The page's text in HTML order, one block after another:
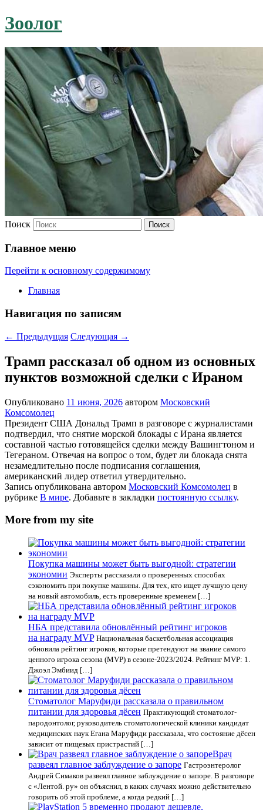
Зоолог
Поиск
Главное меню
Перейти к основному содержимому
Главная
Навигация по записям
← Предыдущая Следующая →
Трамп рассказал об одном из основных
пунктов возможной сделки с Ираном
Опубликовано 11 июня, 2026 автором Московский
Комсомолец
Президент США Дональд Трамп в разговоре с журналистами
подтвердил, что снятие морской блокады с Ирана является
составной частью готовящейся сделки между Вашингтоном и
Тегераном. Отвечая на вопрос о том, будет ли блокада снята
незамедлительно после подписания соглашения,
американский лидер ответил утвердительно.
Запись опубликована автором Московский Комсомолец в
рубрике В мире. Добавьте в закладки постоянную ссылку.
More from my site
Покупка машины может быть выгодной: стратегии
экономии Эксперты рассказали о проверенных способах
сэкономить при покупке машины. Для тех, кто ищет лучшую цену
на новый автомобиль, есть проверенные временем […]
НБА представила обновлённый рейтинг игроков
на награду MVP Национальная баскетбольная ассоциация
обновила рейтинг игроков, которые претендуют на звание самого
ценного игрока сезона (MVP) в сезоне-2023/2024. Рейтинг MVP: 1.
Джоэл Эмбиид […]
Стоматолог Маруфиди рассказала о правильном
питании для здоровья дёсен Практикующий стоматолог-
пародонтолог, руководитель стоматологической клиники кандидат
медицинских наук Егана Маруфиди рассказала, что состояние дёсен
зависит от пищевых пристрастий […]
Врач
развеял главное заблуждение о запоре Гастроэнтеролог
Андрей Симаков развеял главное заблуждение о запоре. В разговоре
с «Лентой. ру» он объяснил, в каких случаях можно действительно
говорить об этой проблеме, а когда редкий […]